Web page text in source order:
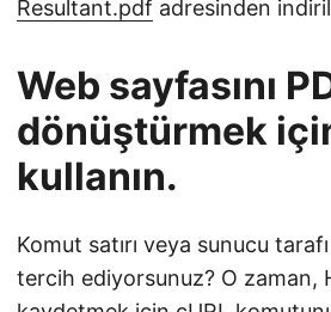
Resultant.pdf adresinden
Web sayfasını
dönüştürmek
kullanın.
Komut satırı veya sunucu tarafı
tercih ediyorsunuz? O zaman,